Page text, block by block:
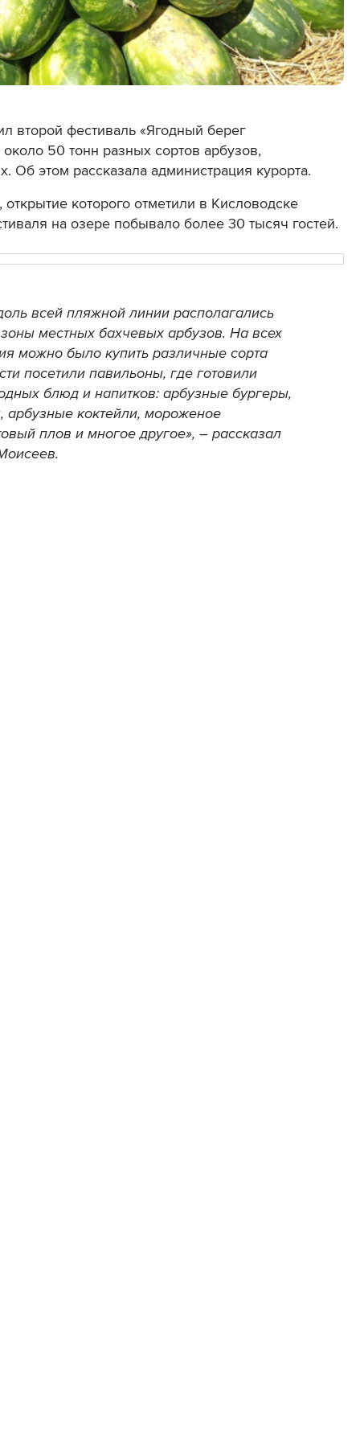
второй фестиваль «Ягодный берег
50 тонн разных сортов арбузов,
Об этом рассказала администрация курорта.
которого отметили в Кисловодске
на озере побывало более 30 тысяч гостей.
всей пляжной линии располагались
местных бахчевых арбузов. На всех
можно было купить различные сорта
посетили павильоны, где готовили
блюд и напитков: арбузные бургеры,
арбузные коктейли, мороженое
плов и многое другое», – рассказал